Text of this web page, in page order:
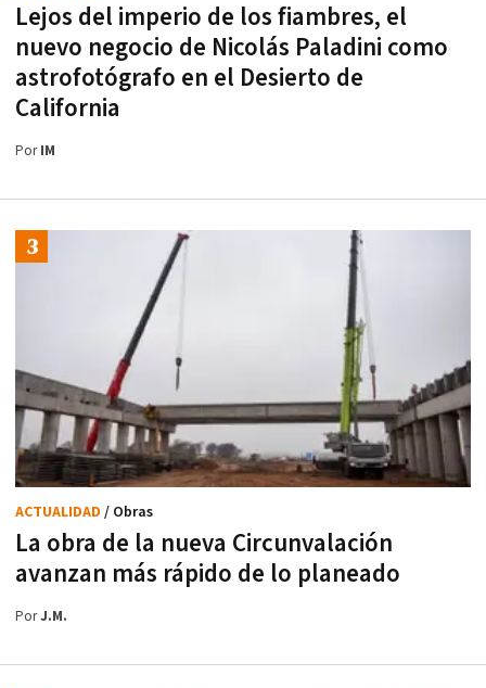
Lejos del imperio de los fiambres, el
nuevo negocio de Nicolás Paladini como
astrofotógrafo en el Desierto de
California
PorIM
La obra de la nueva Circunvalación
avanzan más rápido de lo planeado
ACTUALIDAD / Obras
PorJ.M.